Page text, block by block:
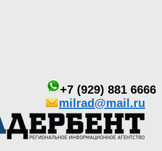
+7 (929) 881 6666
milrad@mail.ru